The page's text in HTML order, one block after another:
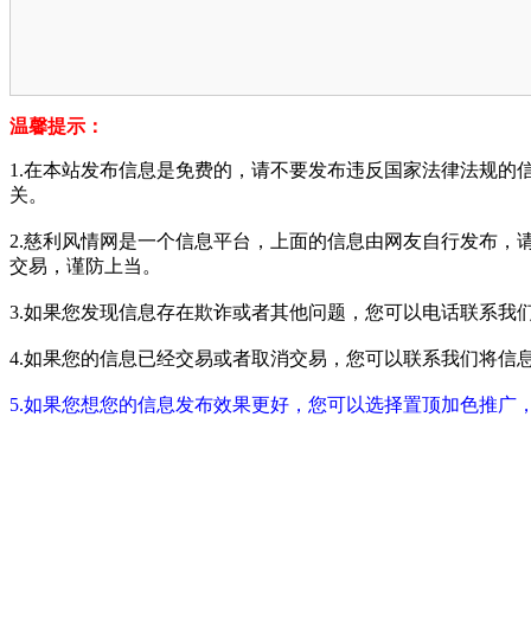
温馨提示：
1.在本站发布信息是免费的，请不要发布违反国家法律法规
关。
2.慈利风情网是一个信息平台，上面的信息由网友自行发布
交易，谨防上当。
3.如果您发现信息存在欺诈或者其他问题，您可以电话联系我
4.如果您的信息已经交易或者取消交易，您可以联系我们将信
5.如果您想您的信息发布效果更好，您可以选择置顶加色推广